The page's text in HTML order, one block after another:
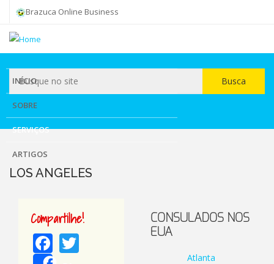
main
content
Brazuca Online Business
INÍCIO
SOBRE
SERVIÇOS
ARTIGOS
Busca
Busca
LOS ANGELES
Compartilhe!
Facebook
CONSULADOS NOS
EUA
Atlanta